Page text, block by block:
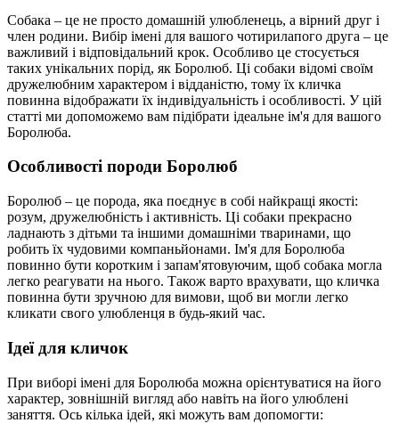
Собака – це не просто домашній улюбленець, а вірний друг і
член родини. Вибір імені для вашого чотирилапого друга – це
важливий і відповідальний крок. Особливо це стосується
таких унікальних порід, як Боролюб. Ці собаки відомі своїм
дружелюбним характером і відданістю, тому їх кличка
повинна відображати їх індивідуальність і особливості. У цій
статті ми допоможемо вам підібрати ідеальне ім'я для вашого
Боролюба.
Особливості породи Боролюб
Боролюб – це порода, яка поєднує в собі найкращі якості:
розум, дружелюбність і активність. Ці собаки прекрасно
ладнають з дітьми та іншими домашніми тваринами, що
робить їх чудовими компаньйонами. Ім'я для Боролюба
повинно бути коротким і запам'ятовуючим, щоб собака могла
легко реагувати на нього. Також варто врахувати, що кличка
повинна бути зручною для вимови, щоб ви могли легко
кликати свого улюбленця в будь-який час.
Ідеї для кличок
При виборі імені для Боролюба можна орієнтуватися на його
характер, зовнішній вигляд або навіть на його улюблені
заняття. Ось кілька ідей, які можуть вам допомогти: